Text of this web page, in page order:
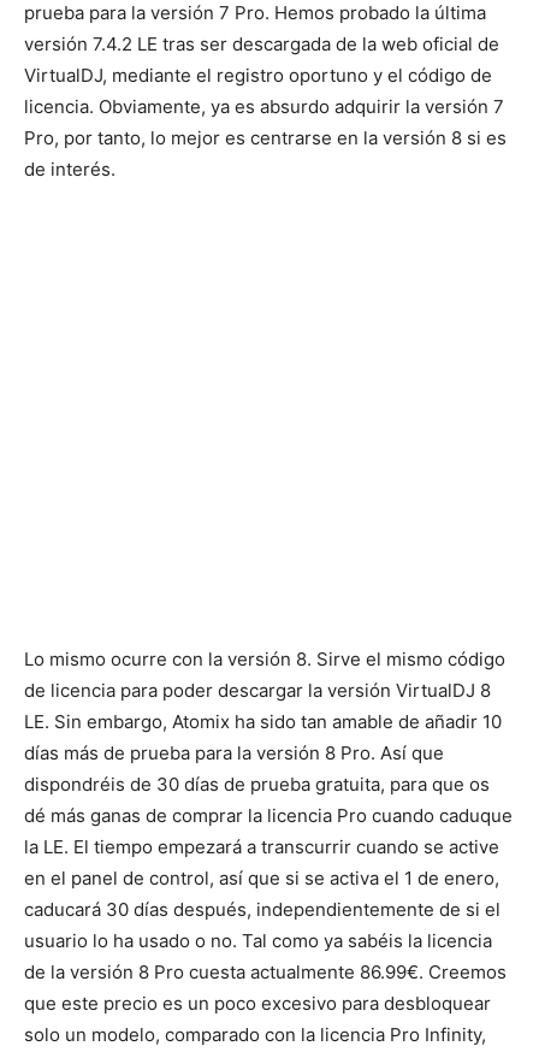
prueba para la versión 7 Pro. Hemos probado la última
versión 7.4.2 LE tras ser descargada de la web oficial de
VirtualDJ, mediante el registro oportuno y el código de
licencia. Obviamente, ya es absurdo adquirir la versión 7
Pro, por tanto, lo mejor es centrarse en la versión 8 si es
de interés.
Lo mismo ocurre con la versión 8. Sirve el mismo código
de licencia para poder descargar la versión VirtualDJ 8
LE. Sin embargo, Atomix ha sido tan amable de añadir 10
días más de prueba para la versión 8 Pro. Así que
dispondréis de 30 días de prueba gratuita, para que os
dé más ganas de comprar la licencia Pro cuando caduque
la LE. El tiempo empezará a transcurrir cuando se active
en el panel de control, así que si se activa el 1 de enero,
caducará 30 días después, independientemente de si el
usuario lo ha usado o no. Tal como ya sabéis la licencia
de la versión 8 Pro cuesta actualmente 86.99€. Creemos
que este precio es un poco excesivo para desbloquear
solo un modelo, comparado con la licencia Pro Infinity,